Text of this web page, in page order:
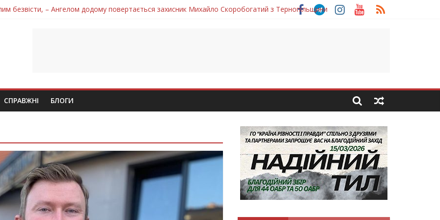
безвісти, – Ангелом додому повертається захисник Михайло Скоробогатий з Тернопільщини
захисника Володимира Вельму
Петро Федів повертається до рідного дому «на щиті»
втратила захисника Володимира Дичку
СПРАВЖНІ БЛОГИ